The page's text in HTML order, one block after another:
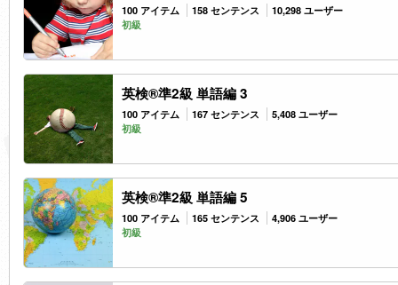
100 アイテム 158 センテンス
10,298 ユーザー
初級
英検®準2級 単語編 3
100 アイテム 167 センテンス
5,408 ユーザー
初級
英検®準2級 単語編 5
100 アイテム 165 センテンス
4,906 ユーザー
初級